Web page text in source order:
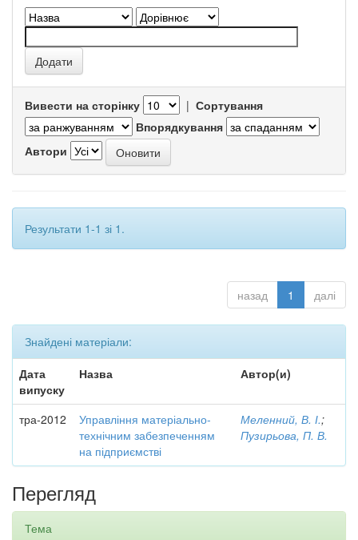
Вивести на сторінку | Сортування
Впорядкування
Автори
Результати 1-1 зі 1.
назад 1 далі
Знайдені матеріали:
Дата
випуску
Назва Автор(и)
тра-2012
Управління матеріально-
технічним забезпеченням
на підприємстві
Меленний, В. І.;
Пузирьова, П. В.
Перегляд
Тема